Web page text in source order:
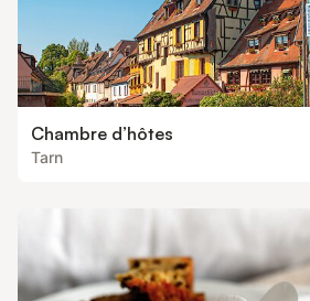
Chambre d’hôtes
Tarn